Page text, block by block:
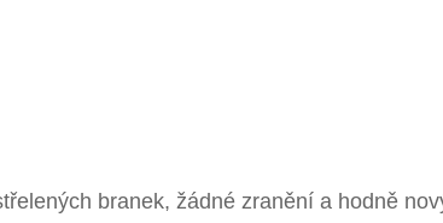
branek, žádné zranění a hodně